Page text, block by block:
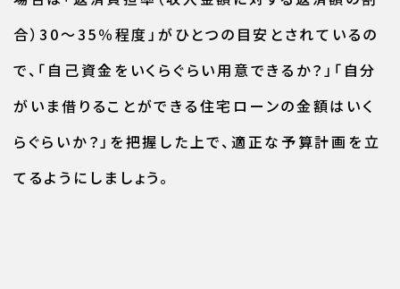
合）30～35％程度」がひとつの目安とされているの
で、「自己資金をいくらぐらい用意できるか？」「自分
がいま借りることができる住宅ローンの金額はいく
らぐらいか？」を把握した上で、適正な予算計画を立
てるようにしましょう。